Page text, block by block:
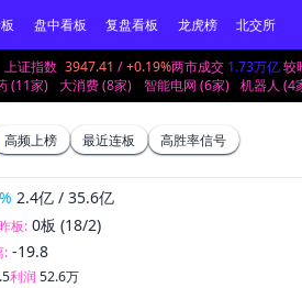
盘中看板 复盘看板 龙虎榜 北交所
上证指数 3947.41 /+0.19%两市成交 1.73万亿较
(11家) 大消费 (8家) 智能电网 (6家) 机器人 (4
高频上榜 最近连板 高胜率信号
2.4亿 / 35.6亿
板: 0板 (18/2)
: -19.8
利润 52.6万